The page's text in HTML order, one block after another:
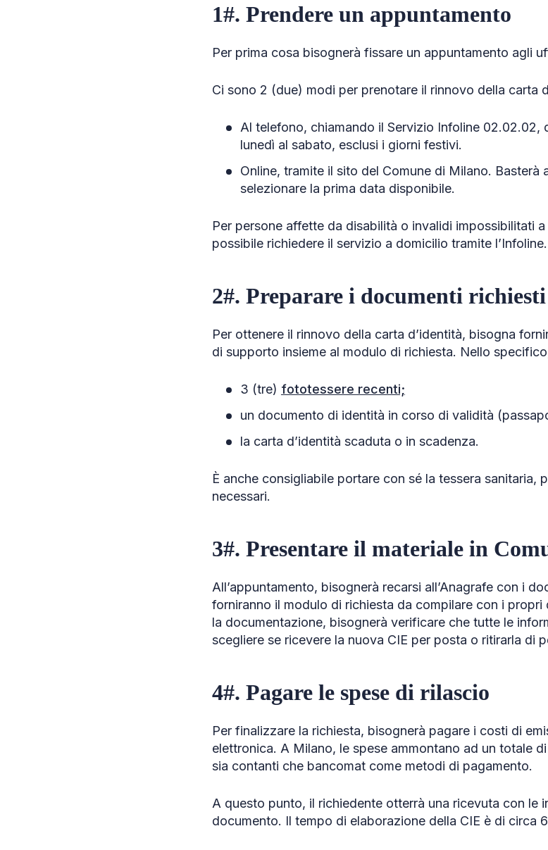
1#. Prendere un appuntamento
Per prima cosa bisognerà fissare un appuntamento agli
Ci sono 2 (due) modi per prenotare il rinnovo della carta
Al telefono, chiamando il Servizio Infoline 02.02.02,
lunedì al sabato, esclusi i giorni festivi.
Online, tramite il sito del Comune di Milano. Basterà
selezionare la prima data disponibile.
Per persone affette da disabilità o invalidi impossibilitati
possibile richiedere il servizio a domicilio tramite l’Infoline.
2#. Preparare i documenti richiesti
Per ottenere il rinnovo della carta d’identità, bisogna
di supporto insieme al modulo di richiesta. Nello
3 (tre) fototessere recenti;
un documento di identità in corso di validità
la carta d’identità scaduta o in scadenza.
È anche consigliabile portare con sé la tessera sanitaria,
necessari.
3#. Presentare il materiale in
All’appuntamento, bisognerà recarsi all’Anagrafe con i
forniranno il modulo di richiesta da compilare con i
la documentazione, bisognerà verificare che tutte le
scegliere se ricevere la nuova CIE per posta o ritirarla di
4#. Pagare le spese di rilascio
Per finalizzare la richiesta, bisognerà pagare i costi di
elettronica. A Milano, le spese ammontano ad un totale
sia contanti che bancomat come metodi di pagamento.
A questo punto, il richiedente otterrà una ricevuta con le
documento. Il tempo di elaborazione della CIE è di circa